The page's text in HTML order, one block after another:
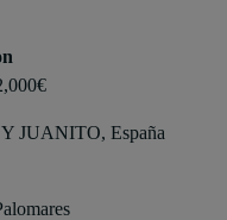
JUANITO, España